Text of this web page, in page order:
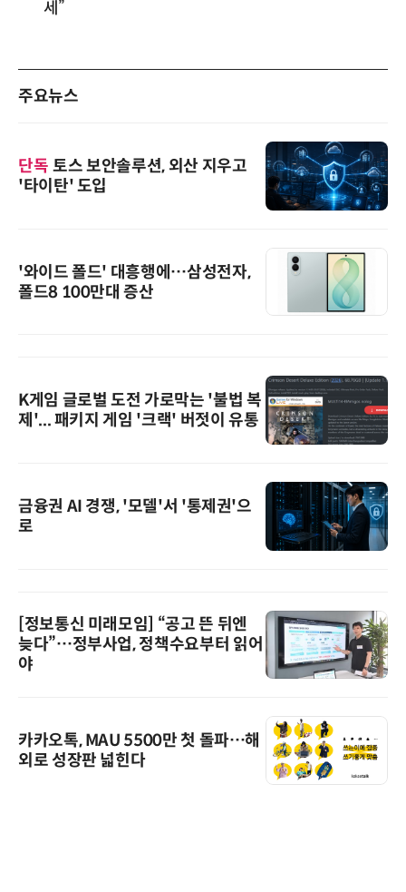
세”
주요뉴스
단독 토스 보안솔루션, 외산 지우고
'타이탄' 도입
'와이드 폴드' 대흥행에…삼성전자,
폴드8 100만대 증산
K게임 글로벌 도전 가로막는 '불법 복
제'... 패키지 게임 '크랙' 버젓이 유통
금융권 AI 경쟁, '모델'서 '통제권'으
로
[정보통신 미래모임] “공고 뜬 뒤엔
늦다”…정부사업, 정책수요부터 읽어
야
카카오톡, MAU 5500만 첫 돌파…해
외로 성장판 넓힌다